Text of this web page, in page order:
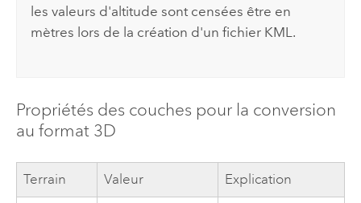
les valeurs d'altitude sont censées être en
mètres lors de la création d'un fichier KML.
Propriétés des couches pour la conversion
au format 3D
Terrain Valeur Explication